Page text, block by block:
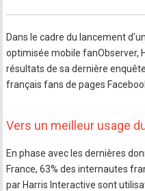
Dans le cadre du lancement
optimisée mobile fanObserver,
résultats de sa dernière
français fans de pages
Vers un meilleur usage
En phase avec les dernières
France, 63% des internautes
par Harris Interactive sont